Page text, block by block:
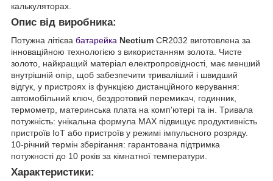
калькуляторах.
Опис від виробника:
Потужна літієва батарейка Nectium CR2032 виготовлена за
інноваційною технологією з використанням золота. Чисте
золото, найкращий матеріал електропровідності, має менший
внутрішній опір, щоб забезпечити триваліший і швидший
відгук, у пристроях із функцією дистанційного керування:
автомобільний ключ, бездротовий перемикач, годинник,
термометр, материнська плата на комп'ютері та ін. Тривала
потужність: унікальна формула MAX підвищує продуктивність
пристроїв IoT або пристроїв у режимі імпульсного розряду.
10-річний термін зберігання: гарантована підтримка
потужності до 10 років за кімнатної температури.
Характеристики: